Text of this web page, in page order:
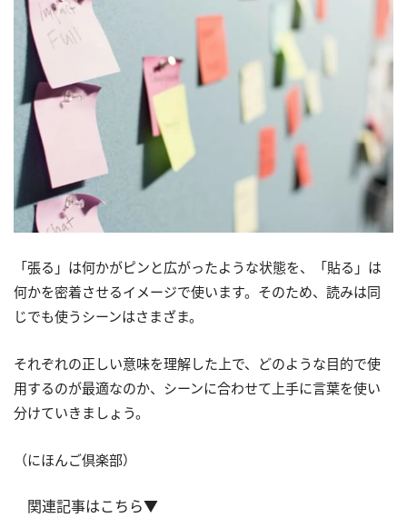
「張る」は何かがピンと広がったような状態を、「貼る」は
何かを密着させるイメージで使います。そのため、読みは同
じでも使うシーンはさまざま。
それぞれの正しい意味を理解した上で、どのような目的で使
用するのが最適なのか、シーンに合わせて上手に言葉を使い
分けていきましょう。
（にほんご倶楽部）
関連記事はこちら▼